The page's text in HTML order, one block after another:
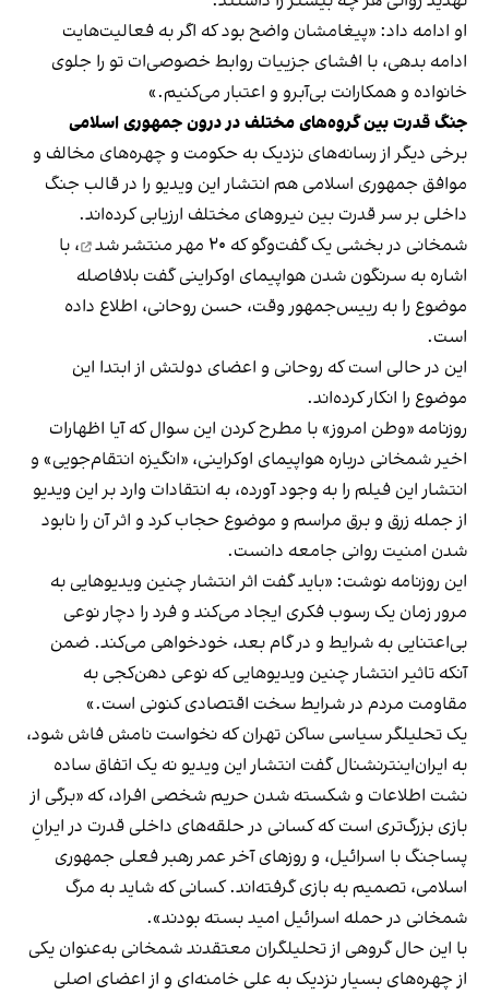
او ادامه داد: «پیغامشان واضح بود که اگر به فعالیت‌هایت
ادامه بدهی، با افشای جزییات روابط خصوصی‌ات تو را جلوی
خانواده و همکارانت بی‌‌آبرو و اعتبار می‌کنیم.»
جنگ قدرت بین گروه‌های مختلف در درون جمهوری اسلامی
برخی دیگر از رسانه‌های نزدیک به حکومت و چهره‌های مخالف و
موافق جمهوری اسلامی هم انتشار این ویدیو را در قالب جنگ
داخلی بر سر قدرت بین نیروهای مختلف ارزیابی کرده‌اند.
شمخانی در بخشی یک گفت‌وگو که ۲۰ مهر منتشر شد
، با
اشاره به سرنگون شدن هواپیمای اوکراینی گفت بلافاصله
موضوع را به رییس‌جمهور وقت، حسن روحانی، اطلاع داده
است.
این در حالی است که روحانی و اعضای دولتش از ابتدا این
موضوع را انکار کرده‌اند.
روزنامه «وطن امروز» با مطرح کردن این سوال که آیا اظهارات
اخیر شمخانی درباره هواپیمای اوکراینی، «انگیزه انتقام‌جویی» و
انتشار این فیلم را به وجود آورده، به انتقادات وارد بر این ویدیو
از جمله زرق و برق مراسم و موضوع حجاب کرد و اثر آن را نابود
شدن امنیت روانی جامعه دانست.
این روزنامه نوشت: «باید گفت اثر انتشار چنین ویدیوهایی به
مرور زمان یک رسوب فکری ایجاد می‌کند و فرد را دچار نوعی
بی‌اعتنایی به شرایط و در گام بعد، خودخواهی می‌کند. ضمن
آنکه تاثیر انتشار چنین ویدیوهایی که نوعی دهن‌کجی به
مقاومت مردم در شرایط سخت اقتصادی کنونی است.»
یک تحلیلگر سیاسی ساکن تهران که نخواست نامش فاش شود،
به ایران‌اینترنشنال گفت انتشار این ویدیو نه یک اتفاق ساده‌
نشت اطلاعات و شکسته شدن حریم شخصی افراد، که «برگی از
بازی بزرگ‌تری است که کسانی در حلقه‌های داخلی قدرت در ایرانِ
پساجنگ با اسرائیل، و روزهای آخر عمر رهبر فعلی جمهوری
اسلامی، تصمیم به بازی گرفته‌اند. کسانی که شاید به مرگ
شمخانی در حمله‌ اسرائیل امید بسته بودند».
با این حال گروهی از تحلیلگران معتقدند شمخانی به‌عنوان یکی
از چهره‌های بسیار نزدیک به علی خامنه‌ای و از اعضای اصلی